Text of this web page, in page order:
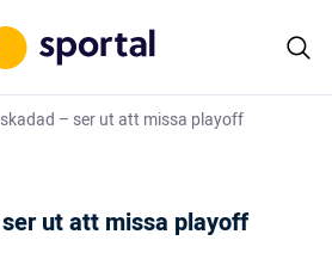
– ser ut att missa playoff
ut att missa playoff